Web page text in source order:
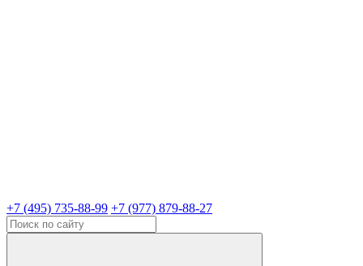
+7 (495) 735-88-99 +7 (977) 879-88-27